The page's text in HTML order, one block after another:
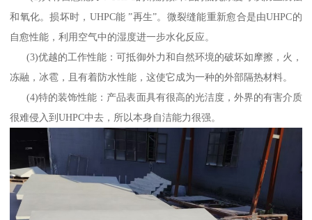
和氧化。损坏时，UHPC能 ”再生”。微裂缝能重新愈合是由UHPC的
自愈性能，利用空气中的湿度进一步水化反应。
(3)优越的工作性能：可抵御外力和自然环境的破坏如摩擦，火，
冻融，冰雹，且有着防水性能，这使它成为一种的外部隔热材料。
(4)特的装饰性能：产品表面具有很高的光洁度，外界的有害介质
很难侵入到UHPC中去，所以本身自洁能力很强。